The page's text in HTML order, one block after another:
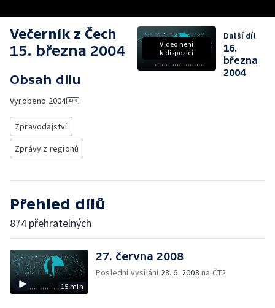
Večerník z Čech
15. března 2004
Obsah dílu
Vyrobeno 2004
Zpravodajství
Zprávy z regionů
Video není
k dispozici
Další díl
16.
března
2004
Přehled dílů
874 přehratelných
15 min
27. června 2008
Poslední vysílání 28. 6. 2008 na ČT2